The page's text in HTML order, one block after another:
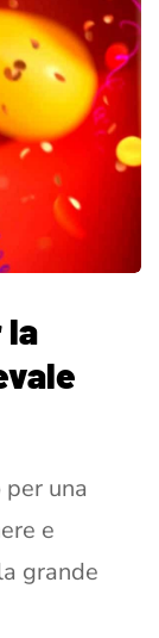
la
una
e
grande